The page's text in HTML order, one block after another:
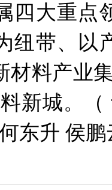
四大重点
纽带、以
材料产业
新城。
东升 侯鹏